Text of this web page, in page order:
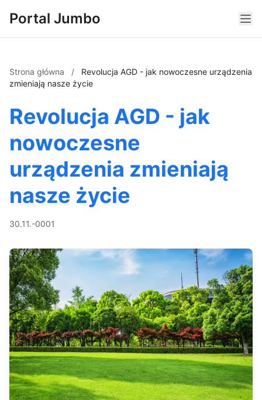
Portal Jumbo
Strona główna /
Revolucja AGD - jak nowoczesne urządzenia
zmieniają nasze życie
Revolucja AGD - jak
nowoczesne
urządzenia zmieniają
nasze życie
30.11.-0001